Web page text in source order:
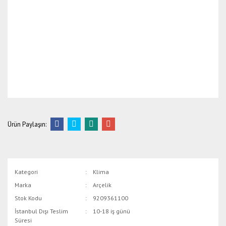
Ürün Paylaşın:
Kategori
Klima
Marka
Arçelik
Stok Kodu
9209361100
İstanbul Dışı Teslim
Süresi
10-18 iş günü